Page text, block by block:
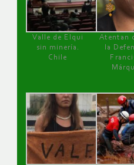
Valle de Elqui
sin minería.
Chile
Atentan
la